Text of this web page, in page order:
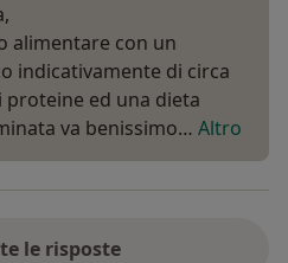
alimentare con un
indicativamente di circa
ed una dieta
va benissimo… Altro
le risposte